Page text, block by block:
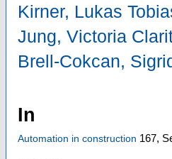
Kirner, Lukas
Jung, Victoria
Brell-Cokcan,
In
Automation in construction 167,